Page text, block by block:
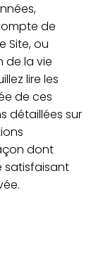
de
Site, ou
de la vie
lire les
de ces
détaillées sur
dont
satisfaisant